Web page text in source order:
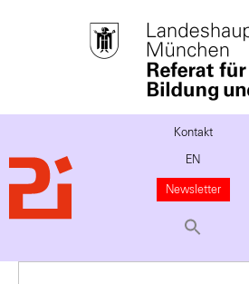
Kontakt
EN
Newsletter